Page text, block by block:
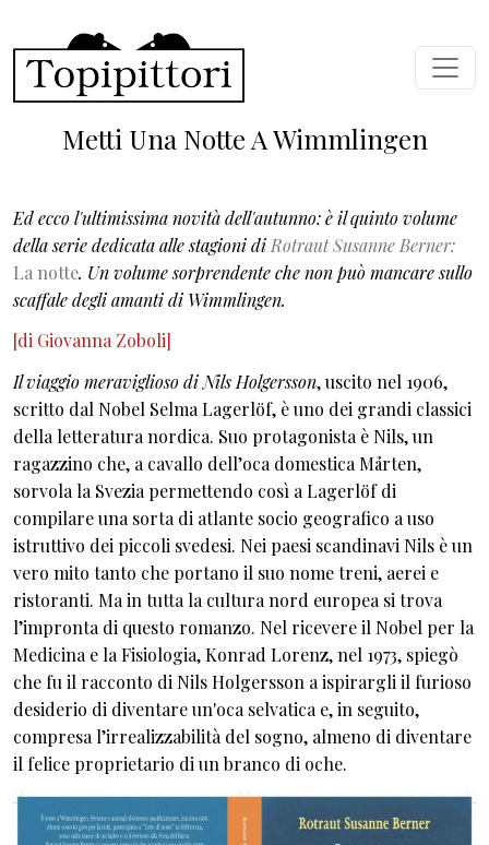
Metti Una Notte A Wimmlingen
Ed ecco l'ultimissima novità dell'autunno: è il quinto volume
della serie dedicata alle stagioni di Rotraut Susanne Berner:
La notte. Un volume sorprendente che non può mancare sullo
scaffale degli amanti di Wimmlingen.
[di Giovanna Zoboli]
Il viaggio meraviglioso di Nils Holgersson, uscito nel 1906,
scritto dal Nobel Selma Lagerlöf, è uno dei grandi classici
della letteratura nordica. Suo protagonista è Nils, un
ragazzino che, a cavallo dell’oca domestica Mårten,
sorvola la Svezia permettendo così a Lagerlöf di
compilare una sorta di atlante socio geografico a uso
istruttivo dei piccoli svedesi. Nei paesi scandinavi Nils è un
vero mito tanto che portano il suo nome treni, aerei e
ristoranti. Ma in tutta la cultura nord europea si trova
l’impronta di questo romanzo. Nel ricevere il Nobel per la
Medicina e la Fisiologia, Konrad Lorenz, nel 1973, spiegò
che fu il racconto di Nils Holgersson a ispirargli il furioso
desiderio di diventare un'oca selvatica e, in seguito,
compresa l’irrealizzabilità del sogno, almeno di diventare
il felice proprietario di un branco di oche.